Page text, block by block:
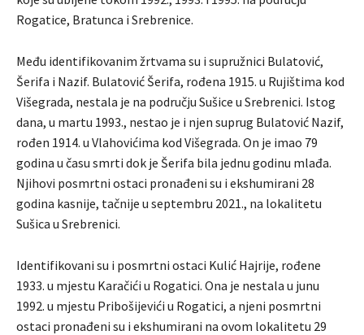
Rogatice, Bratunca i Srebrenice.
Među identifikovanim žrtvama su i supružnici Bulatović,
Šerifa i Nazif. Bulatović Šerifa, rođena 1915. u Rujištima kod
Višegrada, nestala je na području Sušice u Srebrenici. Istog
dana, u martu 1993., nestao je i njen suprug Bulatović Nazif,
rođen 1914. u Vlahovićima kod Višegrada. On je imao 79
godina u času smrti dok je Šerifa bila jednu godinu mlađa.
Njihovi posmrtni ostaci pronađeni su i ekshumirani 28
godina kasnije, tačnije u septembru 2021., na lokalitetu
Sušica u Srebrenici.
Identifikovani su i posmrtni ostaci Kulić Hajrije, rođene
1933. u mjestu Karačići u Rogatici. Ona je nestala u junu
1992. u mjestu Pribošijevići u Rogatici, a njeni posmrtni
ostaci pronađeni su i ekshumirani na ovom lokalitetu 29